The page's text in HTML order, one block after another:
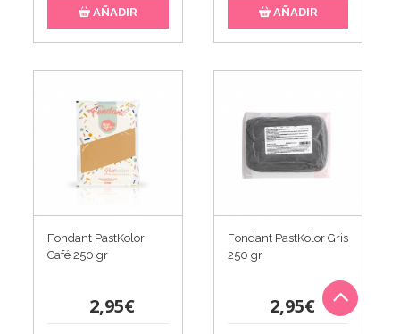
AÑADIR AÑADIR
Fondant PastKolor
Café 250 gr
2,95€
Fondant PastKolor Gris
250 gr
2,95€